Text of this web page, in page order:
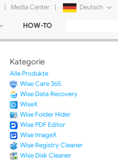
| Media Center | Deutsch
Русский
HOW-TO
Kategorie
Alle Produkte
Wise Care 365
Wise Data Recovery
WiseX
Wise Folder Hider
Wise PDF Editor
Wise ImageX
Wise Registry Cleaner
Wise Disk Cleaner